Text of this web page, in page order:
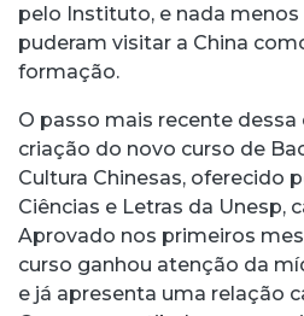
pelo Instituto, e nada
puderam visitar a China
formação.
O passo mais recente dessa
criação do novo curso de
Cultura Chinesas, oferecido
Ciências e Letras da Unesp,
Aprovado nos primeiros
curso ganhou atenção da
e já apresenta uma relação